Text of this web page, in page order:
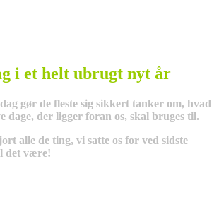
i et helt ubrugt nyt år
gør de fleste sig sikkert tanker om, hvad
dage, der ligger foran os, skal bruges til.
alle de ting, vi satte os for ved sidste
det være!